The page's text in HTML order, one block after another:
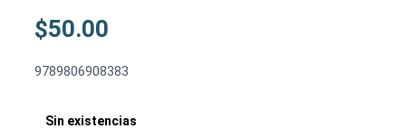
$50.00
9789806908383
Sin existencias